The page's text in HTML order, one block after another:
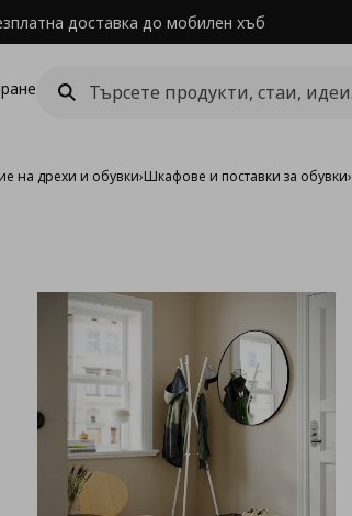
доставка до мобилен хъб
на дрехи и обувки›Шкафове и поставки за обувки›